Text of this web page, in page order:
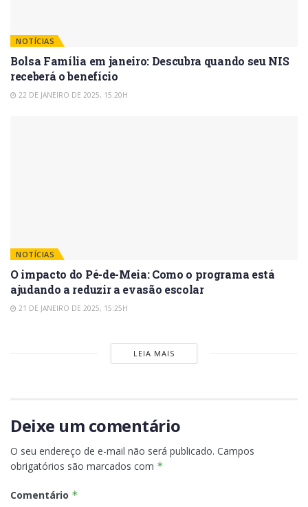
NOTÍCIAS
Bolsa Família em janeiro: Descubra quando seu NIS
receberá o benefício
22 DE JANEIRO DE 2025, 15:20H
NOTÍCIAS
O impacto do Pé-de-Meia: Como o programa está
ajudando a reduzir a evasão escolar
21 DE JANEIRO DE 2025, 15:25H
LEIA MAIS
Deixe um comentário
O seu endereço de e-mail não será publicado. Campos
obrigatórios são marcados com *
Comentário *